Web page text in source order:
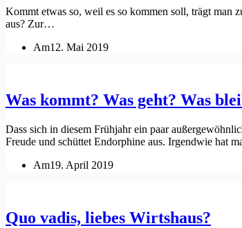
Kommt etwas so, weil es so kommen soll, trägt man
aus? Zur…
Am12. Mai 2019
Was kommt? Was geht? Was
Dass sich in diesem Frühjahr ein paar
Freude und schüttet Endorphine aus. Irgendwie hat
Am19. April 2019
Quo vadis, liebes Wirtshaus?